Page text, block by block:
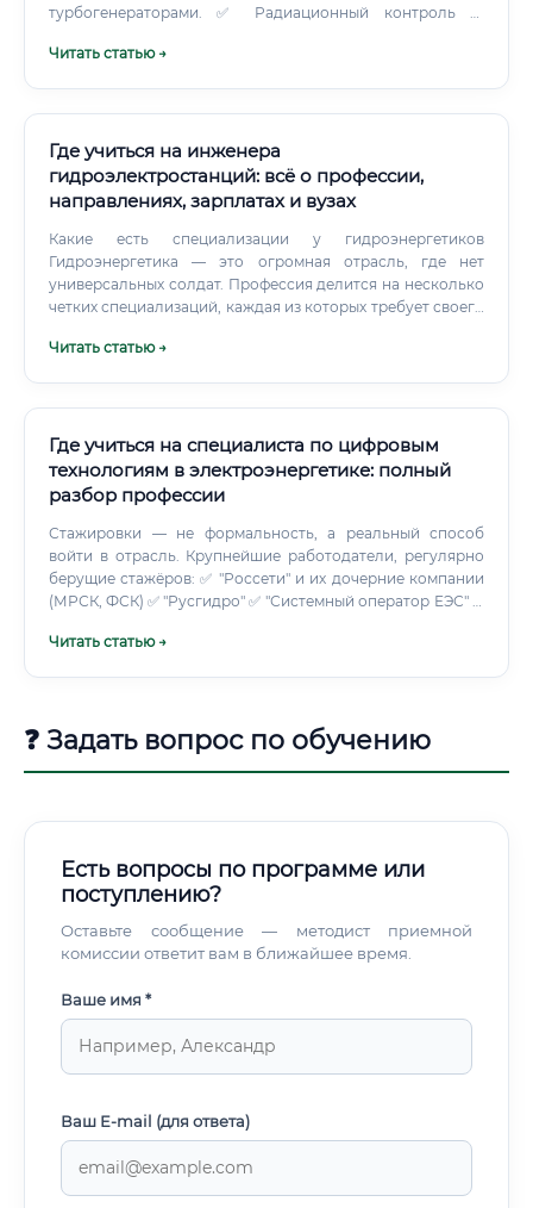
турбогенераторами. ✅ Радиационный контроль —
облучения персонала, обеспечение радиационной
Читать статью →
Где учиться на инженера
гидроэлектростанций: всё о профессии,
направлениях, зарплатах и вузах
Какие есть специализации у гидроэнергетиков
Гидроэнергетика — это огромная отрасль, где нет
универсальных солдат. Профессия делится на несколько
четких специализаций, каждая из которых требует своего
бетонными массивами, другим — математический расчет
Читать статью →
Где учиться на специалиста по цифровым
технологиям в электроэнергетике: полный
разбор профессии
Стажировки — не формальность, а реальный способ
войти в отрасль. Крупнейшие работодатели, регулярно
берущие стажёров: ✅ "Россети" и их дочерние компании
(МРСК, ФСК) ✅ "Русгидро" ✅ "Системный оператор ЕЭС" ✅
Системы", "Релематика" ✅ Вендорные компании: Siemens
вузами и набирают студентов ещё с 3–4 курса.
Читать статью →
❓ Задать вопрос по обучению
Есть вопросы по программе или
поступлению?
Оставьте сообщение — методист приемной
комиссии ответит вам в ближайшее время.
Ваше имя *
Ваш E-mail (для ответа)